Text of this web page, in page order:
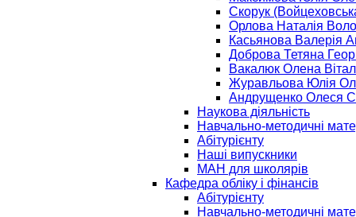
Скорук
Орлова Наталія
Касьянова Валерія
Доброва Тетяна
Вакалюк Олена
Журавльова Юлія
Андрущенко Олеся
Наукова діяльність
Навчально-методичні
Абітурієнту
Наші випускники
МАН для школярів
Кафедра обліку і фінансів
Абітурієнту
Навчально-методичні